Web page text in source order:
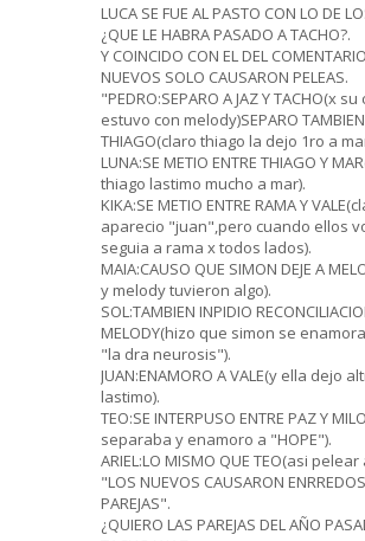
LUCA SE FUE AL PASTO CON LO DE
¿QUE LE HABRA PASADO A TACHO?.
Y COINCIDO CON EL DEL
NUEVOS SOLO CAUSARON PELEAS.
"PEDRO:SEPARO A JAZ Y TACHO(x
estuvo con melody)SEPARO
THIAGO(claro thiago la dejo 1ro a
LUNA:SE METIO ENTRE THIAGO Y
thiago lastimo mucho a mar).
KIKA:SE METIO ENTRE RAMA Y
aparecio "juan",pero cuando ellos
seguia a rama x todos lados).
MAIA:CAUSO QUE SIMON DEJE A
y melody tuvieron algo).
SOL:TAMBIEN INPIDIO
MELODY(hizo que simon se
"la dra neurosis").
JUAN:ENAMORO A VALE(y ella dejo
lastimo).
TEO:SE INTERPUSO ENTRE PAZ Y
separaba y enamoro a "HOPE").
ARIEL:LO MISMO QUE TEO(asi
"LOS NUEVOS CAUSARON
PAREJAS".
¿QUIERO LAS PAREJAS DEL AÑO